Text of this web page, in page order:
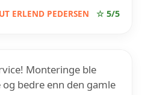
ERLEND PEDERSEN ☆ 5/5
Monteringe ble
bedre enn den gamle